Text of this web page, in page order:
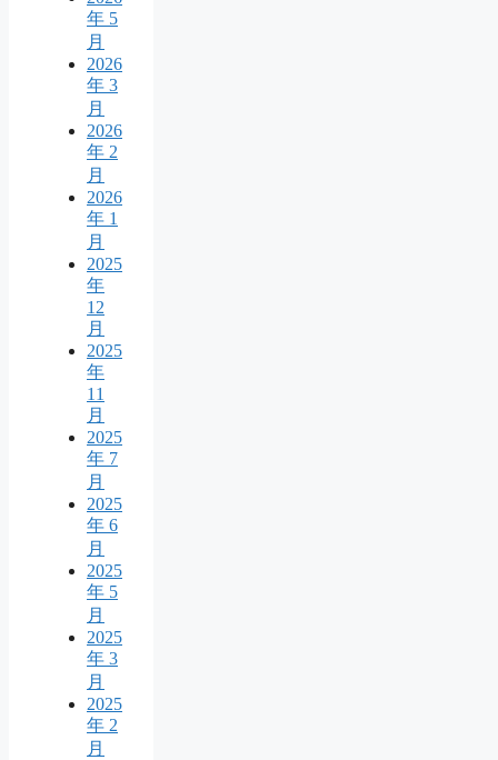
年 5
月
2026
年 3
月
2026
年 2
月
2026
年 1
月
2025
年
12
月
2025
年
11
月
2025
年 7
月
2025
年 6
月
2025
年 5
月
2025
年 3
月
2025
年 2
月